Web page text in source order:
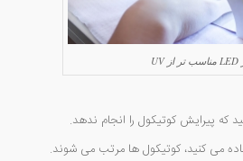
که پیرایش کوتیکول را انجام ندهد.
می کنید، کوتیکول ها مرتب می شوند.